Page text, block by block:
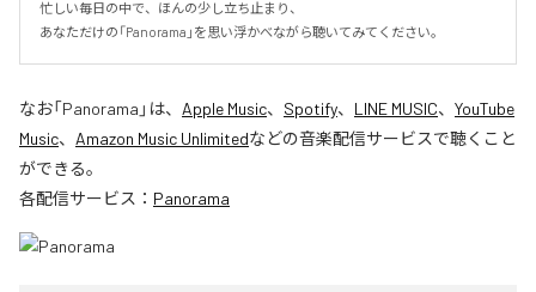
忙しい毎日の中で、ほんの少し立ち止まり、
あなただけの「Panorama」を思い浮かべながら聴いてみてください。
なお「Panorama 」は、 Apple Music、 Spotify、 LINE MUSIC、 YouTube
Music、 Amazon Music Unlimitedなどの音楽配信サービスで聴くこと
ができる。
各配信サービス： Panorama